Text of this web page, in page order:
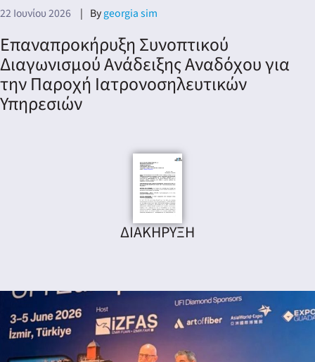
22 Ιουνίου 2026 Bygeorgia sim
Επαναπροκήρυξη Συνοπτικού
Διαγωνισμού Ανάδειξης Αναδόχου για
την Παροχή Ιατρονοσηλευτικών
Υπηρεσιών
ΔΙΑΚΗΡΥΞΗ